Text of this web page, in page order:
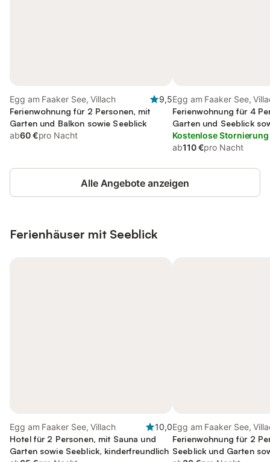
Egg am Faaker See, Villach
9,5
Ferienwohnung für 2 Personen, mit
Garten und Balkon sowie Seeblick
ab60 €pro Nacht
Egg am Faaker See,
Ferienwohnung für 4
Garten und Seeblick
kinderfreundlich
Kostenlose Stornierung
ab110 €pro Nacht
Alle Angebote anzeigen
Ferienhäuser mit Seeblick
Egg am Faaker See, Villach
10,0
Hotel für 2 Personen, mit Sauna und
Garten sowie Seeblick, kinderfreundlich
Egg am Faaker See,
Ferienwohnung für 2
Seeblick und Garten